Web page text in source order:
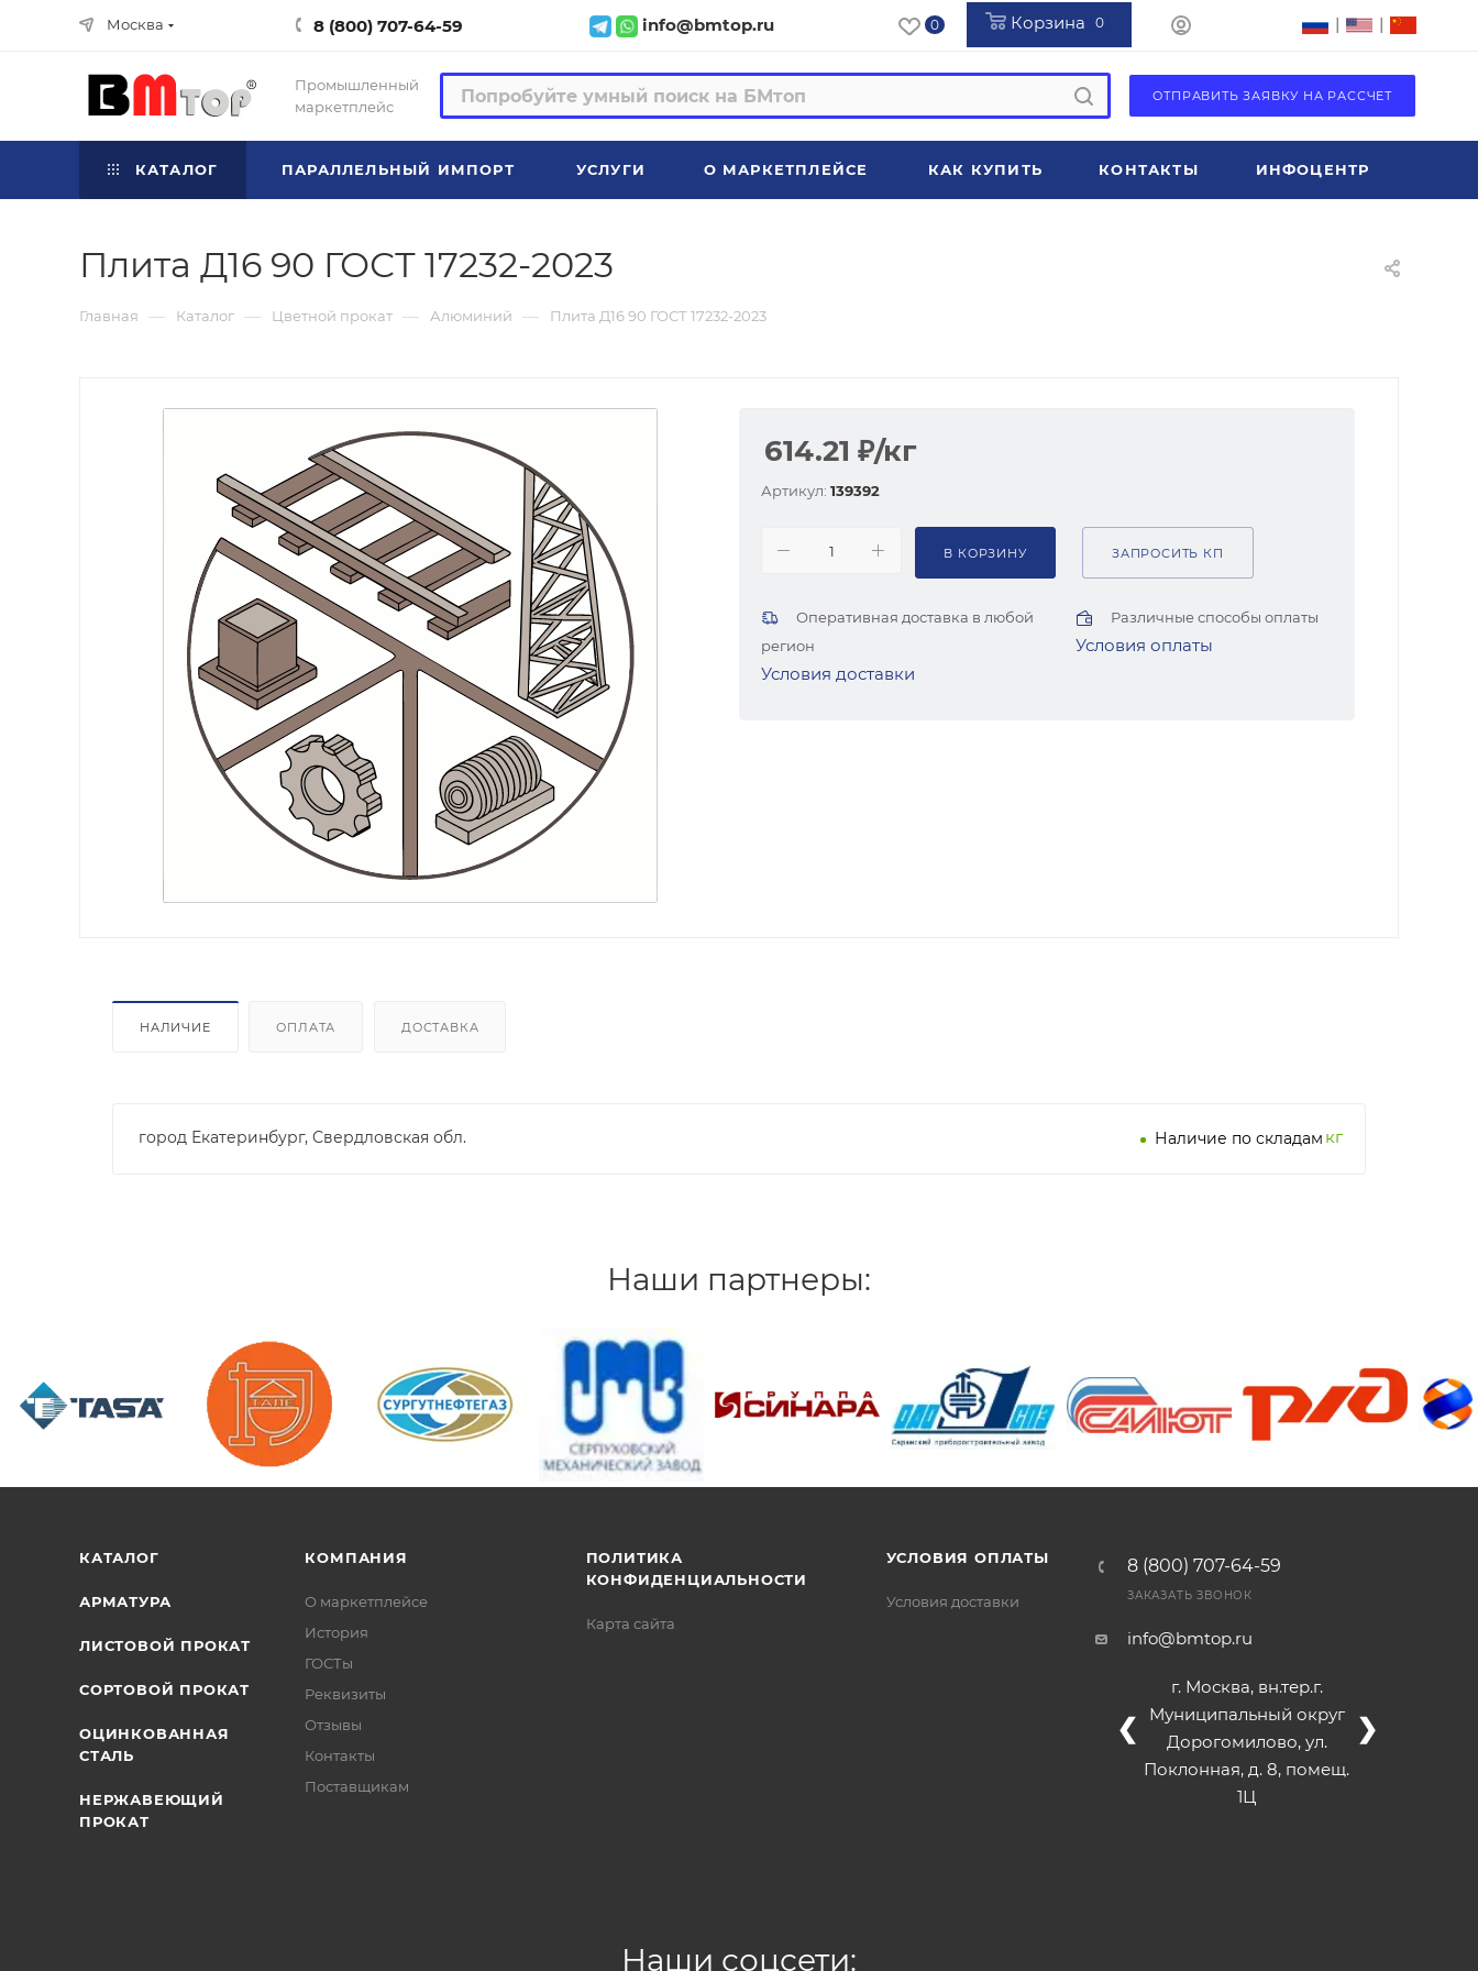
Москва 8 (800) 707-64-59 info@bmtop.ru 0 Корзина 0 | |
Промышленный
маркетплейс
ОТПРАВИТЬ ЗАЯВКУ НА РАССЧЕТ
КАТАЛОГ ПАРАЛЛЕЛЬНЫЙ ИМПОРТ УСЛУГИ О МАРКЕТПЛЕЙСЕ КАК КУПИТЬ КОНТАКТЫ ИНФОЦЕНТР
Плита Д16 90 ГОСТ 17232-2023
Главная — Каталог — Цветной прокат — Алюминий — Плита Д16 90 ГОСТ 17232-2023
614.21 ₽/кг
Артикул: 139392
В КОРЗИНУ ЗАПРОСИТЬ КП
Оперативная доставка в любой
регион
Условия доставки
Различные способы оплаты
Условия оплаты
НАЛИЧИЕ ОПЛАТА ДОСТАВКА
город Екатеринбург, Свердловская обл. Наличие по складам кг
Наши партнеры:
КАТАЛОГ
АРМАТУРА
ЛИСТОВОЙ ПРОКАТ
СОРТОВОЙ ПРОКАТ
ОЦИНКОВАННАЯ
СТАЛЬ
НЕРЖАВЕЮЩИЙ
ПРОКАТ
КОМПАНИЯ
О маркетплейсе
История
ГОСТы
Реквизиты
Отзывы
Контакты
Поставщикам
ПОЛИТИКА
КОНФИДЕНЦИАЛЬНОСТИ
Карта сайта
УСЛОВИЯ ОПЛАТЫ
Условия доставки
8 (800) 707-64-59
ЗАКАЗАТЬ ЗВОНОК
info@bmtop.ru
г. Москва, вн.тер.г.
Муниципальный округ
Дорогомилово, ул.
Поклонная, д. 8, помещ.
1Ц
❮ ❯
Наши соцсети: